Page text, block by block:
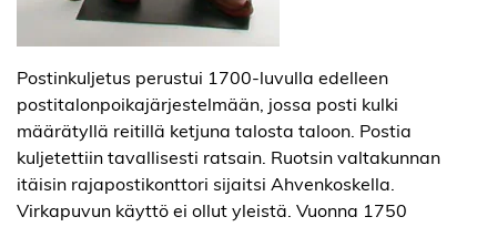
Postinkuljetus perustui 1700-luvulla edelleen
postitalonpoikajärjestelmään, jossa posti kulki
määrätyllä reitillä ketjuna talosta taloon. Postia
kuljetettiin tavallisesti ratsain. Ruotsin valtakunnan
itäisin rajapostikonttori sijaitsi Ahvenkoskella.
Virkapuvun käyttö ei ollut yleistä. Vuonna 1750